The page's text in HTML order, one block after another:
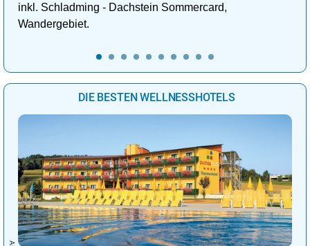
inkl. Schladming - Dachstein Sommercard,
Wandergebiet.
DIE BESTEN WELLNESSHOTELS